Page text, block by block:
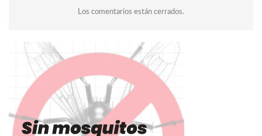
Los comentarios están cerrados.